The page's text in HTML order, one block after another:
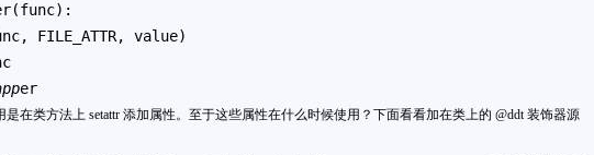
FILE_ATTR, value)
er
是在类方法上 setattr 添加属性。至于这些属性在什么时候使用？下面看看加在类上的 @ddt 装饰器源